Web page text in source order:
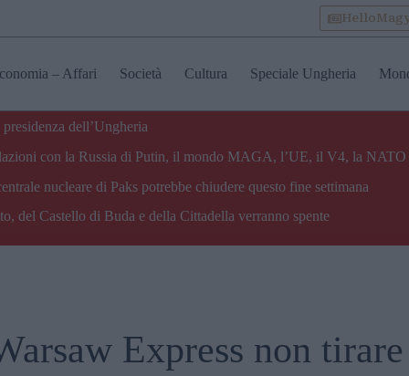
– Affari Società Cultura Speciale Ungheria
dell’Ungheria
con la Russia di Putin, il mondo MAGA, l’UE, il V4, la
nucleare di Paks potrebbe chiudere questo fine settimana
del Castello di Buda e della Cittadella verranno spente
Express non tirare